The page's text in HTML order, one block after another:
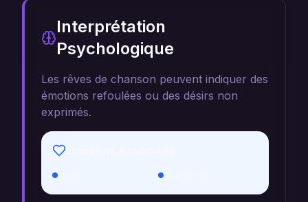
Interprétation
Psychologique
Les rêves de chanson peuvent indiquer des
émotions refoulées ou des désirs non
exprimés.
Tristesse